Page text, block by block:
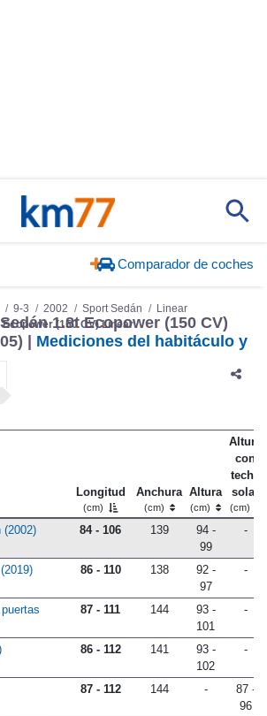
Comparador de coches
9-3 2002 Sport Sedán
Linear
(150 CV) Linear
1.8t Ecopower (150 CV)
| Mediciones del habitáculo y
Longitud
(cm)
Anchura
(cm)
Altura
(cm)
Altura
con
techo
solar
(cm)
(2002) 84 - 106 139
94 -
99
-
86 - 110 138
92 -
97
-
87 - 111 144
93 -
101
-
86 - 112 141
93 -
102
-
87 - 112 144 -
87 -
96